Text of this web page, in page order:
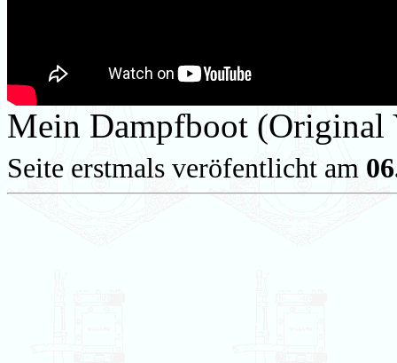
Mein Dampfboot (Original
Seite erstmals veröfentlicht am